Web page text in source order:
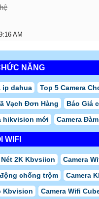
AM
NĂNG
ip dahua Top 5 Camera
Vạch Đơn Hàng
Báo Giá
hikvision mới
Camera
WIFI
Nét 2K Kbvsiion
Camera
chống trộm
Camera
Kbvision
Camera Wifi